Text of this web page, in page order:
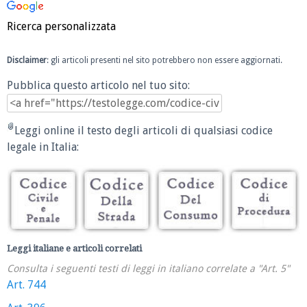
Ricerca personalizzata
Disclaimer: gli articoli presenti nel sito potrebbero non essere aggiornati.
Pubblica questo articolo nel tuo sito:
Leggi online il testo degli articoli di qualsiasi codice
legale in Italia:
Leggi italiane e articoli correlati
Consulta i seguenti testi di leggi in italiano correlate a "Art. 5"
Art. 744